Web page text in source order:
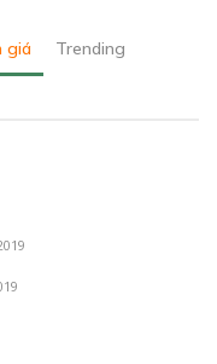
giá Trending